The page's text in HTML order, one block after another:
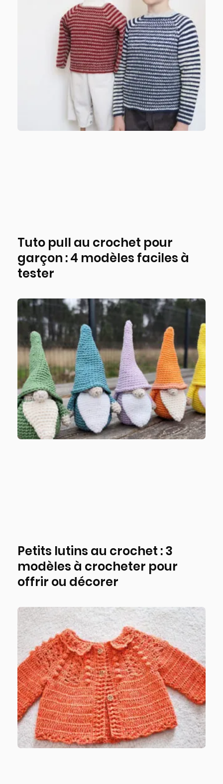
Tuto pull au crochet pour
garçon : 4 modèles faciles à
tester
Petits lutins au crochet : 3
modèles à crocheter pour
offrir ou décorer